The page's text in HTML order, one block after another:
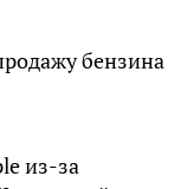
бензина
из-за